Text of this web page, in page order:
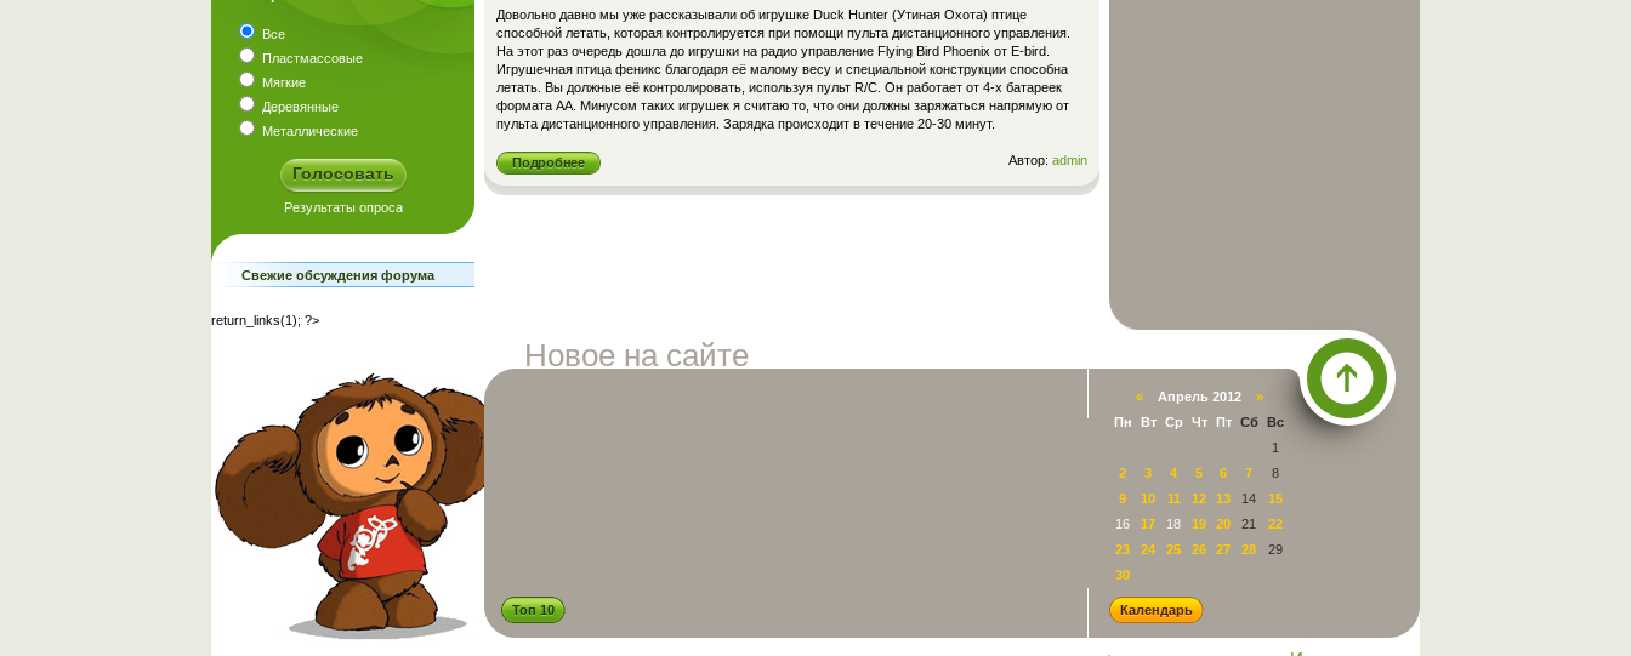
Довольно давно мы уже рассказывали об игрушке Duck Hunter (Утиная Охота) птице
способной летать, которая контролируется при помощи пульта дистанционного управления.
На этот раз очередь дошла до игрушки на радио управление Flying Bird Phoenix от E-bird.
Игрушечная птица феникс благодаря её малому весу и специальной конструкции способна
летать. Вы должные её контролировать, используя пульт R/C. Он работает от 4-х батареек
формата AA. Минусом таких игрушек я считаю то, что они должны заряжаться напрямую от
пульта дистанционного управления. Зарядка происходит в течение 20-30 минут.
Автор: admin
Подробнее
Все
Пластмассовые
Мягкие
Деревянные
Металлические
Свежие обсуждения форума
return_links(1); ?>
Наверх
Новое на сайте
«Апрель 2012 »
Пн
Вт Ср Чт Пт Сб
Вс
1
2
3 4 5 6 7
8
9
10 11 12 13 14
15
16
17 18 19 20 21
22
23
24 25 26 27 28
29
30
Топ 10 Календарь